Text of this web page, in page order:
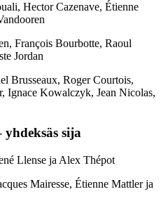
Hector Cazenave, Étienne
François Bourbotte, Raoul
Jordan
Brusseaux, Roger Courtois,
Ignace Kowalczyk, Jean Nicolas,
sija
Llense ja Alex Thépot
Mairesse, Étienne Mattler ja